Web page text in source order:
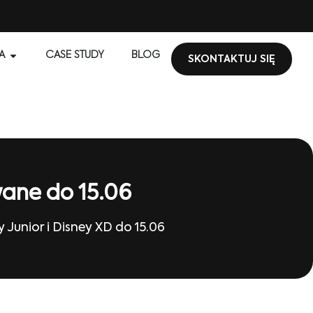
CASE STUDY BLOG SKONTAKTUJ SIĘ
do 15.06
i Disney XD do 15.06